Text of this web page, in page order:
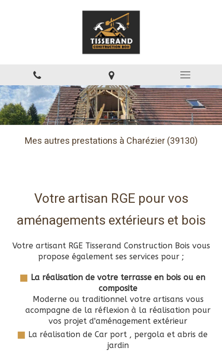
Mes autres prestations à Charézier (39130)
Votre artisan RGE pour vos
aménagements extérieurs et bois
Votre artisant RGE Tisserand Construction Bois vous
propose également ses services pour ;
La réalisation de votre terrasse en bois ou en
composite
Moderne ou traditionnel votre artisans vous
acompagne de la réflexion à la réalisation pour
vos projet d'aménagement extérieur
La réalisation de Car port , pergola et abris de
jardin